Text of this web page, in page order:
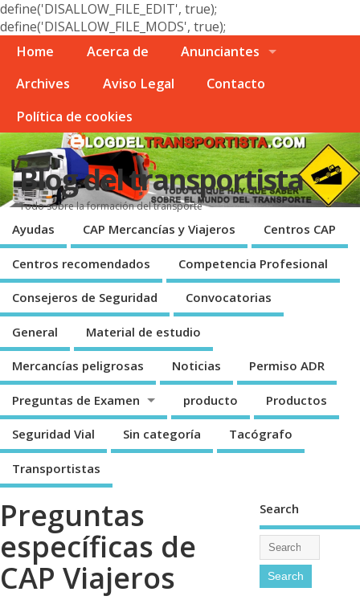
define('DISALLOW_FILE_EDIT', true);
define('DISALLOW_FILE_MODS', true);
Home
Acerca de
Anunciantes
Archives
Aviso Legal
Contacto
Polí­tica de cookies
Blog del transportista
Todo sobre la formación del transporte
Ayudas CAP Mercancí­as y Viajeros Centros CAP
Centros recomendados Competencia Profesional
Consejeros de Seguridad Convocatorias
General Material de estudio
Mercancí­as peligrosas Noticias Permiso ADR
Preguntas de Examen producto Productos
Seguridad Vial Sin categorí­a Tacógrafo
Transportistas
Preguntas
especí­ficas de
CAP Viajeros
Search